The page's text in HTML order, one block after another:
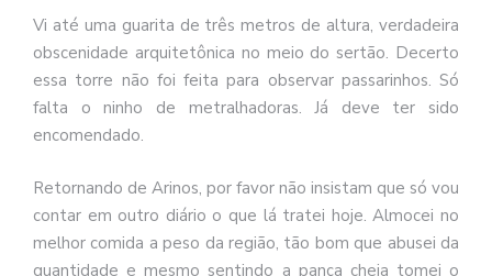
Vi até uma guarita de três metros de altura, verdadeira
obscenidade arquitetônica no meio do sertão. Decerto
essa torre não foi feita para observar passarinhos. Só
falta o ninho de metralhadoras. Já deve ter sido
encomendado.
Retornando de Arinos, por favor não insistam que só vou
contar em outro diário o que lá tratei hoje. Almocei no
melhor comida a peso da região, tão bom que abusei da
quantidade e mesmo sentindo a pança cheia tomei o